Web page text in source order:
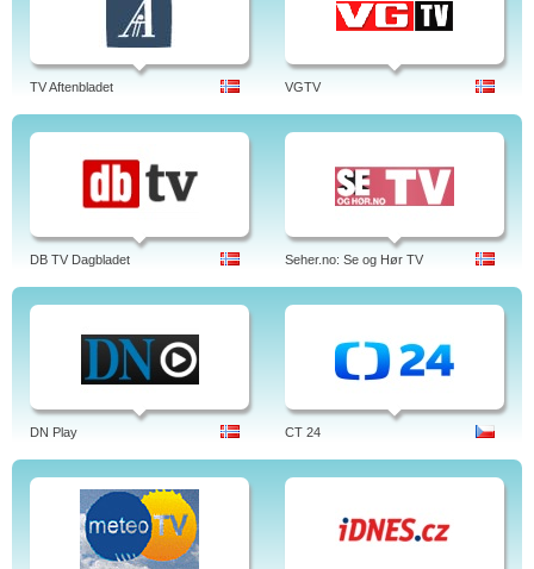
TV Aftenbladet VGTV
DB TV Dagbladet Seher.no: Se og Hør TV
DN Play CT 24